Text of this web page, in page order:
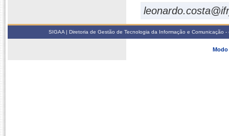
SIGAA | Diretoria de Gestão de Tecnologia da Informação e
Modo